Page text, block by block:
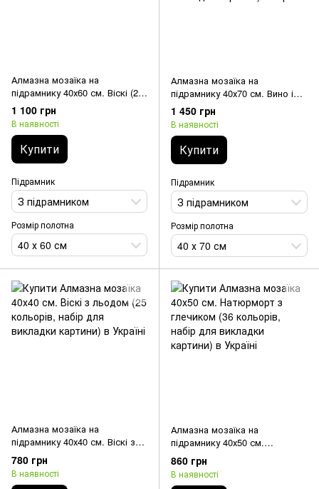
Алмазна мозаїка на
підрамнику 40х60 см. Віскі (25
кольорів, набір для викладки
картини)
1 100 грн
В наявності
Купити
Підрамник
З підрамником
Розмір полотна
40 х 60 см
Алмазна мозаїка на
підрамнику 40х70 см. Вино і
сир. Французький настрій (37
кольорів, набір для викладки
картини)
1 450 грн
В наявності
Купити
Підрамник
З підрамником
Розмір полотна
40 х 70 см
Алмазна мозаїка на
підрамнику 40х40 см. Віскі з
льодом (25 кольорів, набір
для викладки картини)
780 грн
В наявності
Алмазна мозаїка на
підрамнику 40х50 см.
Натюрморт з глечиком (36
кольорів, набір для викладки
картини)
860 грн
В наявності